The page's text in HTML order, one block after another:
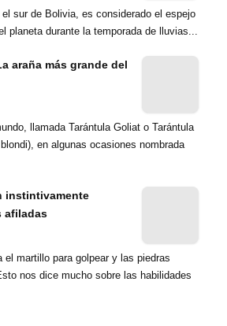
sur de Bolivia, es considerado el espejo
planeta durante la temporada de lluvias...
araña más grande del
llamada Tarántula Goliat o Tarántula
en algunas ocasiones nombrada
instintivamente
afiladas
el martillo para golpear y las piedras
nos dice mucho sobre las habilidades